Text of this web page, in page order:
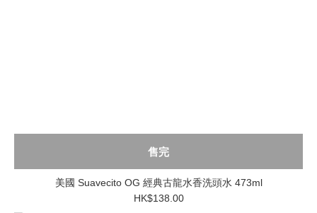
售完
美國 Suavecito OG 經典古龍水香洗頭水 473ml
HK$138.00